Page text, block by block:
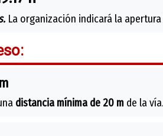
La organización indicará la
distancia mínima de 20 m de la vía.